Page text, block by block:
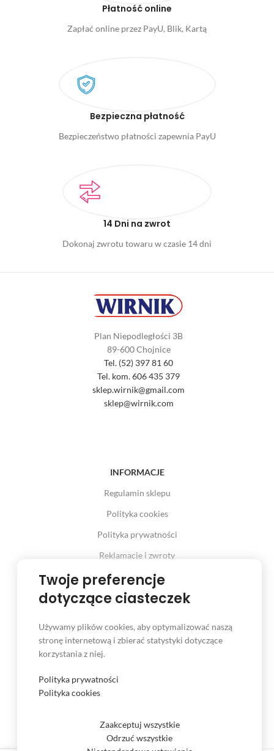
Płatność online
Zapłać online przez PayU, Blik, Kartą
Bezpieczna płatność
Bezpieczeństwo płatności zapewnia PayU
14 Dni na zwrot
Dokonaj zwrotu towaru w czasie 14 dni
Plan Niepodległości 3B
89-600 Chojnice
Tel. (52) 397 81 60
Tel. kom. 606 435 379
sklep.wirnik@gmail.com
sklep@wirnik.com
INFORMACJE
Regulamin sklepu
Polityka cookies
Polityka prywatności
Reklamacje i zwroty
Prawo odstąpienia od umowy
INFORMACJE
Czas i koszt dostawy
Formy płatności
Twoje preferencje
dotyczące ciasteczek
Używamy plików cookies, aby optymalizować naszą
stronę internetową i zbierać statystyki dotyczące
korzystania z niej.
Polityka prywatności
Polityka cookies
Zaakceptuj wszystkie
Odrzuć wszystkie